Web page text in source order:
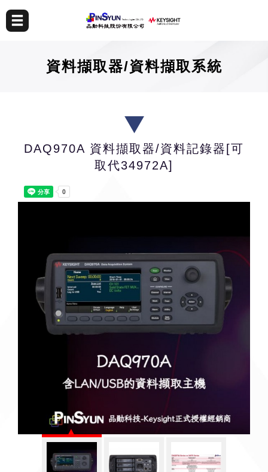
資料擷取器/資料擷取系統
DAQ970A 資料擷取器/資料記錄器[可
取代34972A]